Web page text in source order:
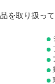
を取り扱って